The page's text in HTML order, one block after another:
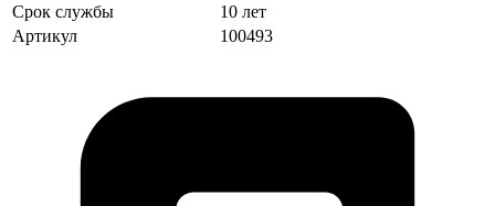
Срок службы
10 лет
Артикул
100493